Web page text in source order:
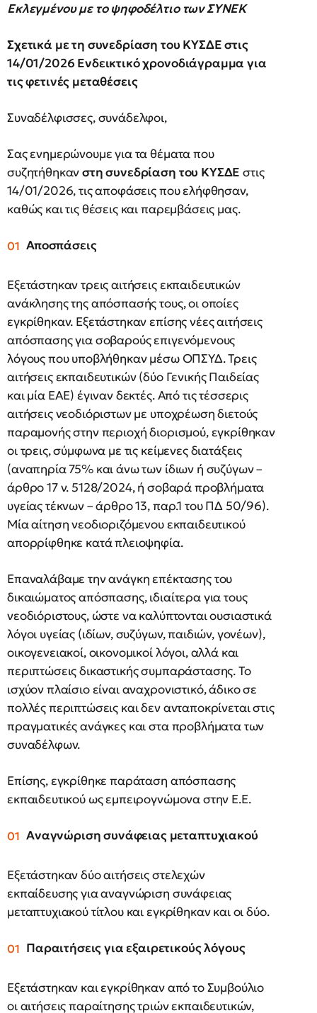
Εκλεγμένου με το ψηφοδέλτιο των ΣΥΝΕΚ
Σχετικά με τη συνεδρίαση του ΚΥΣΔΕ στις
14/01/2026 Ενδεικτικό χρονοδιάγραμμα για
τις φετινές μεταθέσεις
Συναδέλφισσες, συνάδελφοι,
Σας ενημερώνουμε για τα θέματα που
συζητήθηκανστη συνεδρίαση του ΚΥΣΔΕ στις
14/01/2026, τις αποφάσεις που ελήφθησαν,
καθώς και τις θέσεις και παρεμβάσεις μας.
Αποσπάσεις
Εξετάστηκαν τρεις αιτήσεις εκπαιδευτικών
ανάκλησης της απόσπασής τους, οι οποίες
εγκρίθηκαν. Εξετάστηκαν επίσης νέες αιτήσεις
απόσπασης για σοβαρούς επιγενόμενους
λόγους που υποβλήθηκαν μέσω ΟΠΣΥΔ. Τρεις
αιτήσεις εκπαιδευτικών (δύο Γενικής Παιδείας
και μία ΕΑΕ) έγιναν δεκτές. Από τις τέσσερις
αιτήσεις νεοδιόριστων με υποχρέωση διετούς
παραμονής στην περιοχή διορισμού, εγκρίθηκαν
οι τρεις, σύμφωνα με τις κείμενες διατάξεις
(αναπηρία 75% και άνω των ίδιων ή συζύγων –
άρθρο 17 ν. 5128/2024, ή σοβαρά προβλήματα
υγείας τέκνων – άρθρο 13, παρ.1 του ΠΔ 50/96).
Μία αίτηση νεοδιοριζόμενου εκπαιδευτικού
απορρίφθηκε κατά πλειοψηφία.
Επαναλάβαμε την ανάγκη επέκτασης του
δικαιώματος απόσπασης, ιδιαίτερα για τους
νεοδιόριστους, ώστε να καλύπτονται ουσιαστικά
λόγοι υγείας (ιδίων, συζύγων, παιδιών, γονέων),
οικογενειακοί, οικονομικοί λόγοι, αλλά και
περιπτώσεις δικαστικής συμπαράστασης. Το
ισχύον πλαίσιο είναι αναχρονιστικό, άδικο σε
πολλές περιπτώσεις και δεν ανταποκρίνεται στις
πραγματικές ανάγκες και στα προβλήματα των
συναδέλφων.
Επίσης, εγκρίθηκε παράταση απόσπασης
εκπαιδευτικού ως εμπειρογνώμονα στην Ε.Ε.
Αναγνώριση συνάφειας μεταπτυχιακού
Εξετάστηκαν δύο αιτήσεις στελεχών
εκπαίδευσης για αναγνώριση συνάφειας
μεταπτυχιακού τίτλου και εγκρίθηκαν και οι δύο.
Παραιτήσεις για εξαιρετικούς λόγους
Εξετάστηκαν και εγκρίθηκαν από το Συμβούλιο
οι αιτήσεις παραίτησης τριών εκπαιδευτικών,